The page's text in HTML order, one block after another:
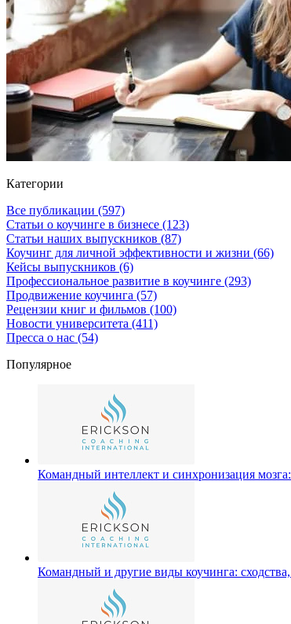
Категории
Все публикации (597)
Статьи о коучинге в бизнесе (123)
Статьи наших выпускников (87)
Коучинг для личной эффективности и жизни (66)
Кейсы выпускников (6)
Профессиональное развитие в коучинге (293)
Продвижение коучинга (57)
Рецензии книг и фильмов (100)
Новости университета (411)
Пресса о нас (54)
Популярное
Командный интеллект и синхронизация
Командный и другие виды коучинга: